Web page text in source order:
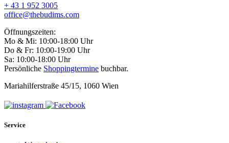
+ 43 1 952 3005
office@thebudims.com
Öffnungszeiten:
Mo & Mi: 10:00-18:00 Uhr
Do & Fr: 10:00-19:00 Uhr
Sa: 10:00-18:00 Uhr
Persönliche Shoppingtermine buchbar.
Mariahilferstraße 45/15, 1060 Wien
Service